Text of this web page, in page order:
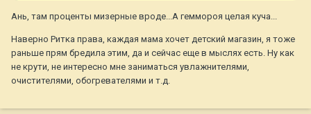
Ань, там проценты мизерные вроде...А геммороя целая куча...
Наверно Ритка права, каждая мама хочет детский магазин, я тоже
раньше прям бредила этим, да и сейчас еще в мыслях есть. Ну как
не крути, не интересно мне заниматься увлажнителями,
очистителями, обогревателями и т.д.